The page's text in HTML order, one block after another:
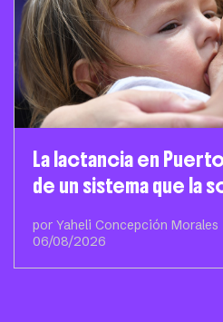
La lactancia en
de un sistema que la
por Yaheli Concepción Morales
06/08/2026